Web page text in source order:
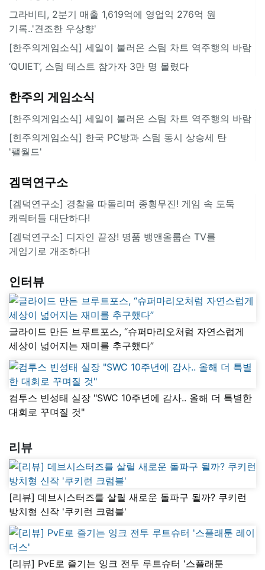
그라비티, 2분기 매출 1,619억에 영업익 276억 원
기록..'견조한 우상향'
[한주의게임소식] 세일이 불러온 스팀 차트 역주행의 바람
‘QUIET’, 스팀 테스트 참가자 3만 명 몰렸다
한주의 게임소식
[한주의게임소식] 세일이 불러온 스팀 차트 역주행의 바람
[힌주의게임소식] 한국 PC방과 스팀 동시 상승세 탄
'팰월드'
겜덕연구소
[겜덕연구소] 경찰을 따돌리며 종횡무진! 게임 속 도둑
캐릭터들 대단하다!
[겜덕연구소] 디자인 끝장! 명품 뱅앤올룹슨 TV를
게임기로 개조하다!
인터뷰
글라이드 만든 브루트포스, “슈퍼마리오처럼 자연스럽게
세상이 넓어지는 재미를 추구했다”
컴투스 빈성태 실장 "SWC 10주년에 감사.. 올해 더 특별한
대회로 꾸며질 것"
리뷰
[리뷰] 데브시스터즈를 살릴 새로운 돌파구 될까? 쿠키런
방치형 신작 '쿠키런 크럼블'
[리뷰] PvE로 즐기는 잉크 전투 루트슈터 '스플래툰